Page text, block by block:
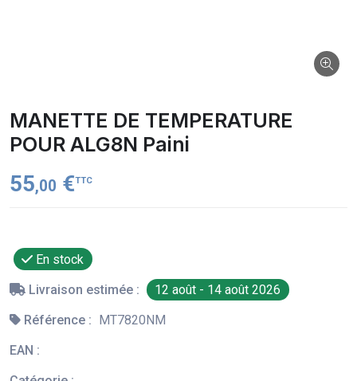
MANETTE DE TEMPERATURE
POUR ALG8N Paini
55,00 €TTC
En stock
Livraison estimée :
12 août - 14 août 2026
Référence : MT7820NM
EAN :